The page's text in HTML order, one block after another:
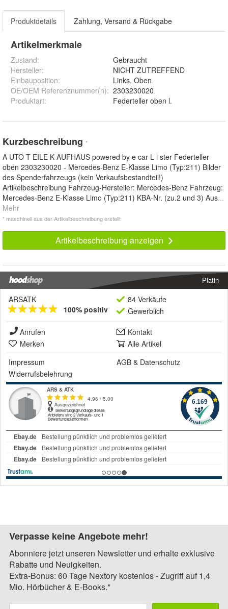
Produktdetails Zahlung, Versand & Rückgabe
Artikelmerkmale
Zustand:
Gebraucht
Hersteller:
NICHT ZUTREFFEND
Einbauposition:
Links, Oben
OE/OEM Referenznummer(n): 2303230020
Produktart: Federteller oben l.
Kurzbeschreibung *
A UTO T EILE K AUFHAUS powered by e car L i ster Federteller
oben 2303230020 - Mercedes-Benz E-Klasse Limo (Typ:211) Bilder
des Spenderfahrzeugs (kein Verkaufsbestandteil!)
Artikelbeschreibung Fahrzeug-Hersteller: Mercedes-Benz Fahrzeug:
Mercedes-Benz E-Klasse Limo (Typ:211) KBA-Nr. (zu.2 und 3) Aus...
Mehr
* maschinell aus der Artikelbeschreibung erstellt
Artikelbeschreibung anzeigen
Platin
ARSATK
100% positiv
84 Verkäufe
Gewerblich
Anrufen
Kontakt
Merken
Alle Artikel
Impressum
AGB & Datenschutz
Widerrufsbelehrung
Verpasse keine Angebote mehr!
Abonniere jetzt unseren Newsletter und erhalte exklusive
Rabatte und Neuigkeiten.
Extra-Bonus: 60 Tage Nextory kostenlos - Zugriff auf 1,4
Mio. Hörbücher & E-Books.*